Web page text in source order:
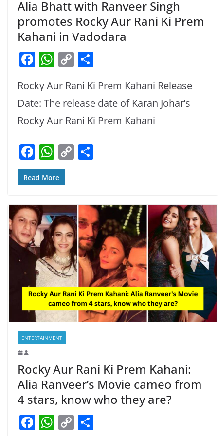
Alia Bhatt with Ranveer Singh
promotes Rocky Aur Rani Ki Prem
Kahani in Vadodara
F
c
e
b
o
k
W
at
s
A
p
C
p
y
Li
k
ar
e
Rocky Aur Rani Ki Prem Kahani Release
Date: The release date of Karan Johar’s
Rocky Aur Rani Ki Prem Kahani
F
a
c
b
o
o
k
W
h
at
A
p
p
C
Li
n
k
Read More
ENTERTAINMENT
Rocky Aur Rani Ki Prem Kahani:
Alia Ranveer’s Movie cameo from
4 stars, know who they are?
F W C